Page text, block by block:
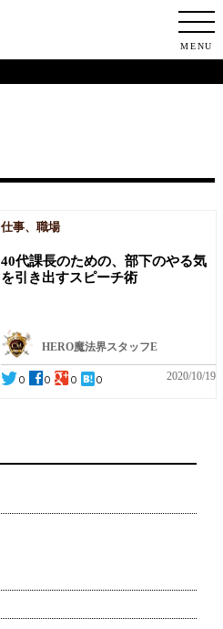
日本コミュニケ
MENU
仕事、職場
40代課長のための、部下のやる気
を引き出すスピーチ術
HERO魔法界スタッフE
0 0 0 0 2020/10/19